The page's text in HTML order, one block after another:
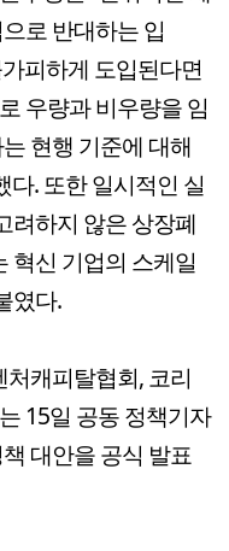
로 반대하는 입
피하게 도입된다면
우량과 비우량을 임
현행 기준에 대해
. 또한 일시적인 실
려하지 않은 상장폐
혁신 기업의 스케일
였다.
캐피탈협회, 코리
15일 공동 정책기자
대안을 공식 발표